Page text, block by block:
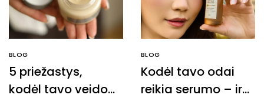
BLOG
5 priežastys,
kodėl tavo veido
BLOG
Kodėl tavo odai
reikia serumo – ir